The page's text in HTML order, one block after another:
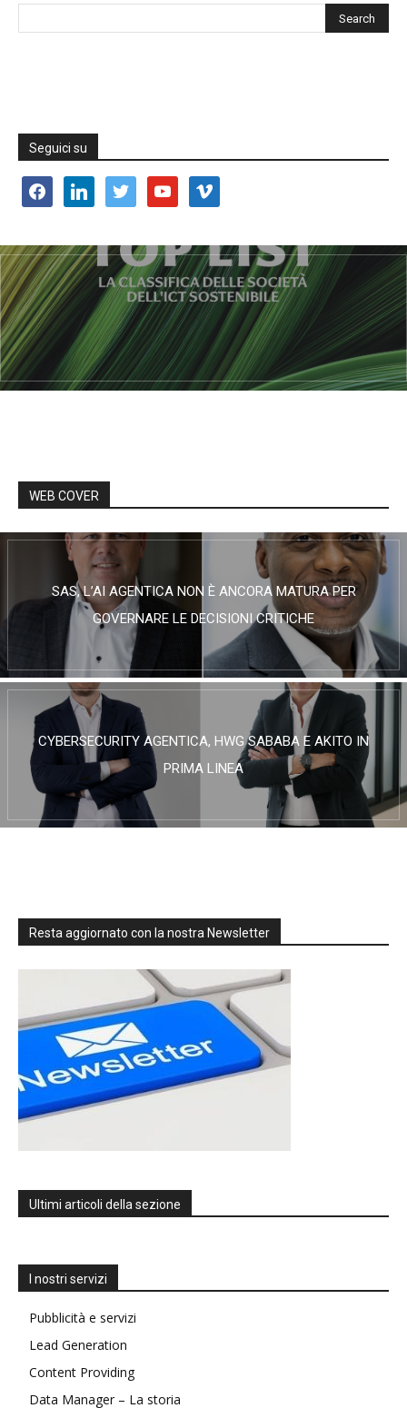
Seguici su
facebooklinkedin twitter youtube vimeo
WEB COVER
SAS, L’AI AGENTICA NON È ANCORA MATURA PER
GOVERNARE LE DECISIONI CRITICHE
CYBERSECURITY AGENTICA, HWG SABABA E AKITO IN
PRIMA LINEA
Resta aggiornato con la nostra Newsletter
Ultimi articoli della sezione
I nostri servizi
Pubblicità e servizi
Lead Generation
Content Providing
Data Manager – La storia